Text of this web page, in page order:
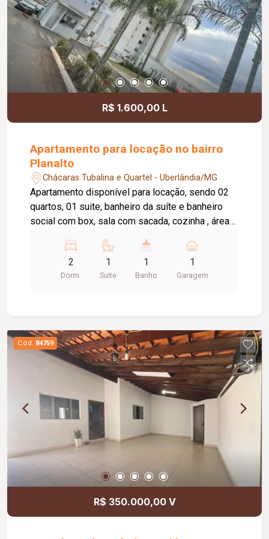
Uma excelente opção para morar com conforto
em uma das regiões mais valorizadas da cidade.
R$ 1.600,00 L
Apartamento para locação no bairro
Planalto
Chácaras Tubalina e Quartel - Uberlândia/MG
Apartamento disponível para locação, sendo 02
quartos, 01 suite, banheiro da suíte e banheiro
social com box, sala com sacada, cozinha , área
garagem, portaria 24 horas, salão de festas,
piscina, área gourmet, campo infantil. Taxa de
condomínio incluso no valor de aluguel.
2
Dorm.
1
Suite
1
Banho
1
Garagem
Cód. 84759
R$ 350.000,00 V